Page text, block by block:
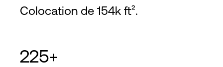
Colocation de 154k ft².
225+